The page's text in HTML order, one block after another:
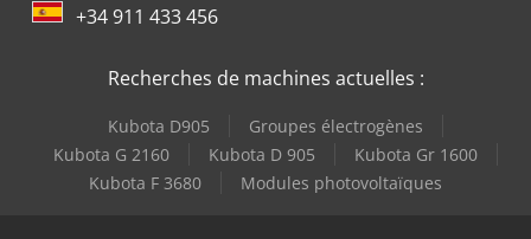
+34 911 433 456
Recherches de machines actuelles :
Kubota D905
Groupes électrogènes
Kubota G 2160
Kubota D 905
Kubota Gr 1600
Kubota F 3680
Modules photovoltaïques